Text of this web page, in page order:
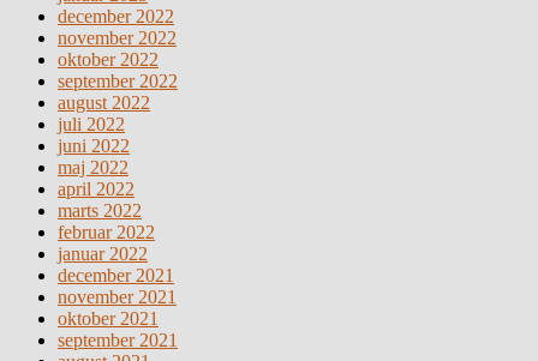
december 2022
november 2022
oktober 2022
september 2022
august 2022
juli 2022
juni 2022
maj 2022
april 2022
marts 2022
februar 2022
januar 2022
december 2021
november 2021
oktober 2021
september 2021